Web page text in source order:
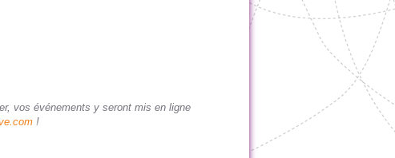
vos événements y seront mis en ligne
!